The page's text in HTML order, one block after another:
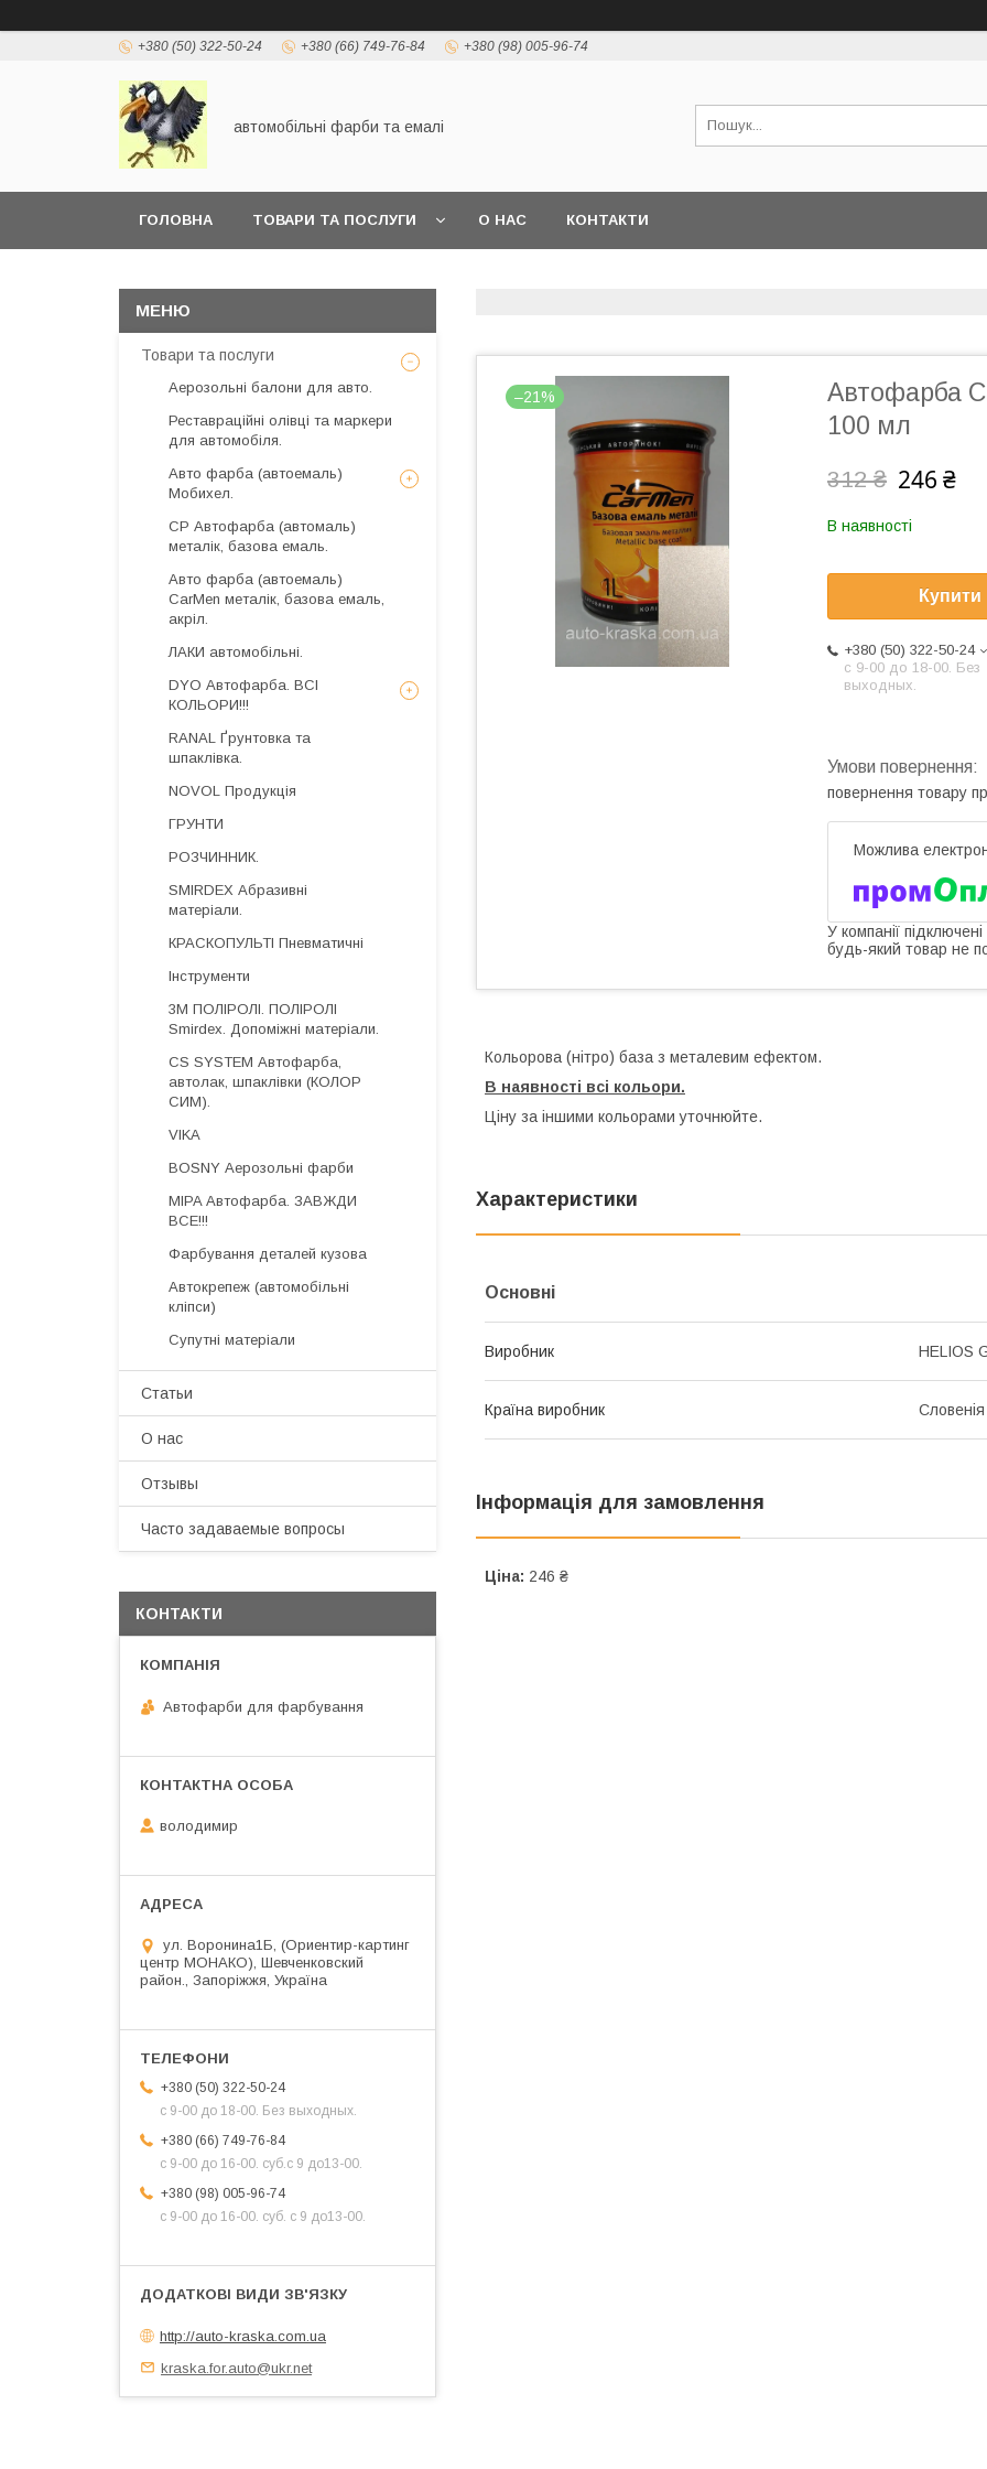
+380 (50) 322-50-24 +380 (66) 749-76-84 +380 (98) 005-96-74
автомобільні фарби та емалі
ГОЛОВНА ТОВАРИ ТА ПОСЛУГИ О НАС КОНТАКТИ
–21%
Автофарба
100 мл
312 ₴ 246 ₴
В наявності
Купити
+380 (50) 322-50-24
с 9-00 до 18-00. Без
выходных.
повернення товару
У компанії
будь-який товар не
Кольорова (нітро) база з металевим ефектом.
В наявності всі кольори.
Ціну за іншими кольорами уточнюйте.
Характеристики
Основні
Виробник HELIOS
Країна виробник Словенія
Інформація для замовлення
Ціна: 246 ₴
Товари та послуги
Аерозольні балони для авто.
Реставраційні олівці та маркери
для автомобіля.
Авто фарба (автоемаль)
Мобихел.
CP Автофарба (автомаль)
металік, базова емаль.
Авто фарба (автоемаль)
CarMen металік, базова емаль,
акріл.
ЛАКИ автомобільні.
DYO Автофарба. ВСІ
КОЛЬОРИ!!!
RANAL Ґрунтовка та
шпаклівка.
NOVOL Продукція
ГРУНТИ
РОЗЧИННИК.
SMIRDEX Абразивні
матеріали.
КРАСКОПУЛЬТІ Пневматичні
Інструменти
3М ПОЛІРОЛІ. ПОЛІРОЛІ
Smirdex. Допоміжні матеріали.
CS SYSTEM Автофарба,
автолак, шпаклівки (КОЛОР
СИМ).
VIKA
BOSNY Аерозольні фарби
MIPA Автофарба. ЗАВЖДИ
ВСЕ!!!
Фарбування деталей кузова
Автокрепеж (автомобільні
кліпси)
Супутні матеріали
Статьи
О нас
Отзывы
Часто задаваемые вопросы
КОНТАКТИ
Автофарби для фарбування
володимир
ул. Воронина1Б, (Ориентир-картинг
центр МОНАКО), Шевченковский
район., Запоріжжя, Україна
+380 (50) 322-50-24
с 9-00 до 18-00. Без выходных.
+380 (66) 749-76-84
с 9-00 до 16-00. суб.с 9 до13-00.
+380 (98) 005-96-74
с 9-00 до 16-00. суб. с 9 до13-00.
http://auto-kraska.com.ua
kraska.for.auto@ukr.net